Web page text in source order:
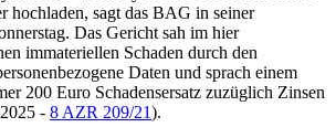
hochladen, sagt das BAG in seiner
Das Gericht sah im hier
immateriellen Schaden durch den
Daten und sprach einem
200 Euro Schadensersatz zuzüglich Zinsen
- 8 AZR 209/21).